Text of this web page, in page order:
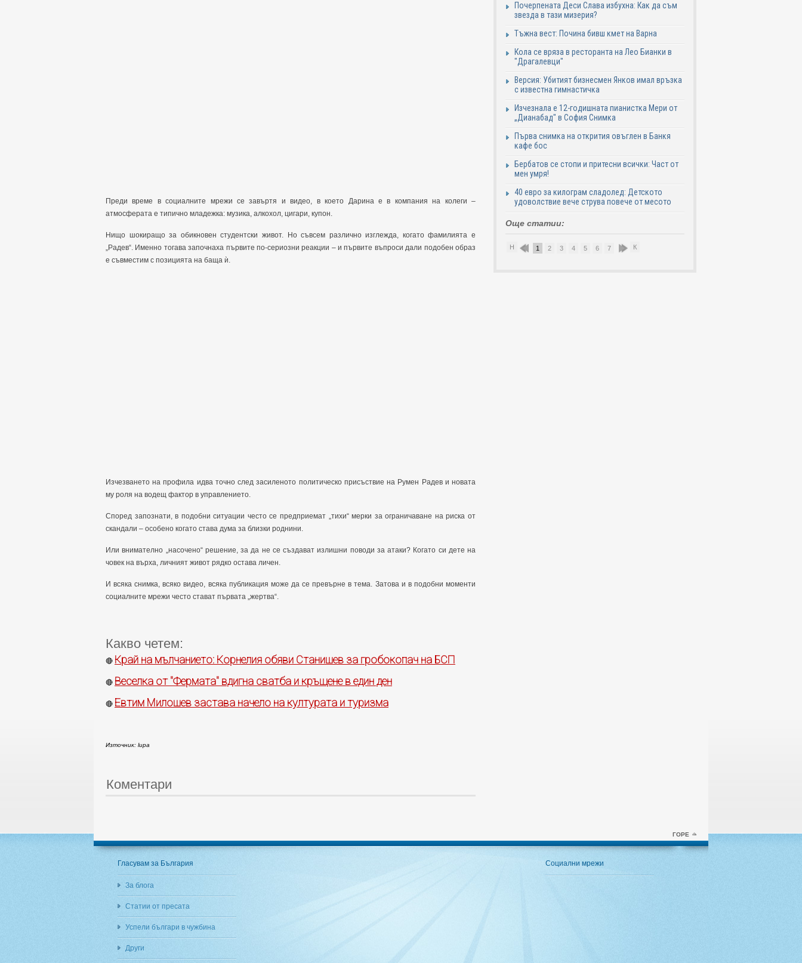
Преди време в социалните мрежи се завъртя и видео, в което Дарина е в компания на колеги –
атмосферата е типично младежка: музика, алкохол, цигари, купон.
Нищо шокиращо за обикновен студентски живот. Но съвсем различно изглежда, когато фамилията е
„Радев“. Именно тогава започнаха първите по-сериозни реакции – и първите въпроси дали подобен образ
е съвместим с позицията на баща ѝ.
Изчезването на профила идва точно след засиленото политическо присъствие на Румен Радев и новата
му роля на водещ фактор в управлението.
Според запознати, в подобни ситуации често се предприемат „тихи“ мерки за ограничаване на риска от
скандали – особено когато става дума за близки роднини.
Или внимателно „насочено“ решение, за да не се създават излишни поводи за атаки? Когато си дете на
човек на върха, личният живот рядко остава личен.
И всяка снимка, всяко видео, всяка публикация може да се превърне в тема. Затова и в подобни моменти
социалните мрежи често стават първата „жертва“.
Какво четем:
🔴 Край на мълчанието: Корнелия обяви Станишев за гробокопач на БСП
🔴 Веселка от "Фермата" вдигна сватба и кръщене в един ден
🔴 Евтим Милошев застава начело на културата и туризма
Източник: lupa
Коментари
Почерпената Деси Слава избухна: Как да съм
звезда в тази мизерия?
Тъжна вест: Почина бивш кмет на Варна
Кола се вряза в ресторанта на Лео Бианки в
"Драгалевци"
Версия: Убитият бизнесмен Янков имал връзка
с известна гимнастичка
Изчезнала е 12-годишната пианистка Мери от
„Дианабад" в София Снимка
Първа снимка на открития овъглен в Банкя
кафе бос
Бербатов се стопи и притесни всички: Част от
мен умря!
40 евро за килограм сладолед: Детското
удоволствие вече струва повече от месото
Още статии:
Н 1 2 3 4 5 6 7 8 9К
ГОРЕ
Гласувам за България
За блога
Статии от пресата
Успели българи в чужбина
Други
Социални мрежи